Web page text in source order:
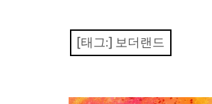
[태그:] 보더랜드